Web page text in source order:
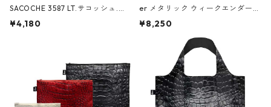
SACOCHE 3587 LT.サコッシュ.ル
ミエ-B ショルダーバッグ グロスピ
¥4,180
er メタリック ウィークエンダー
ボストンバッグ ショルダーバッグ
Black ジャン=ミッシェル・バスキ
ア/クラウン ブラック
¥8,250